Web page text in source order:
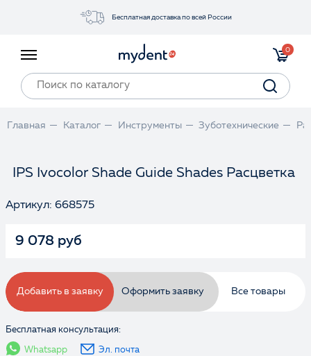
Бесплатная доставка по всей России
Прайс-лист
0
Главная Каталог Инструменты Зуботехнические
IPS Ivocolor Shade Guide Shades Расцветка
Артикул: 668575
9 078 руб
Добавить в заявку Оформить заявку Все товары
Бесплатная консультация:
Whatsapp Эл. почта